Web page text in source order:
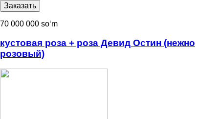
70 000 000 soʻm
кустовая роза + роза Девид Остин (нежно
розовый)